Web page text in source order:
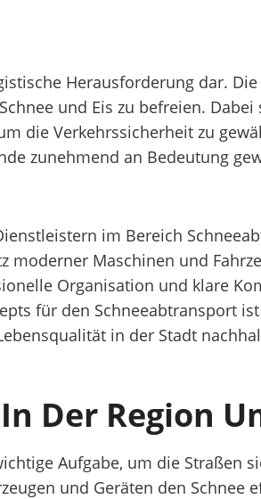
Herausforderung dar.
und Eis zu befreien.
die Verkehrssicherheit zu
zunehmend an Bedeutung
im Bereich
Maschinen und
Organisation und klare
für den Schneeabtransport
in der Stadt
Der Region
Aufgabe, um die Straßen
und Geräten den Schnee